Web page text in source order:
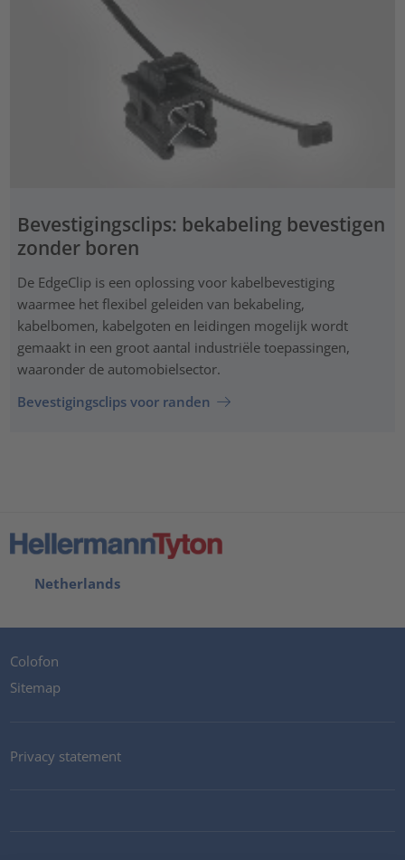
Bevestigingsclips: bekabeling bevestigen
zonder boren
De EdgeClip is een oplossing voor kabelbevestiging
waarmee het flexibel geleiden van bekabeling,
kabelbomen, kabelgoten en leidingen mogelijk wordt
gemaakt in een groot aantal industriële toepassingen,
waaronder de automobielsector.
Bevestigingsclips voor randen
Netherlands
Colofon
Sitemap
Privacy statement